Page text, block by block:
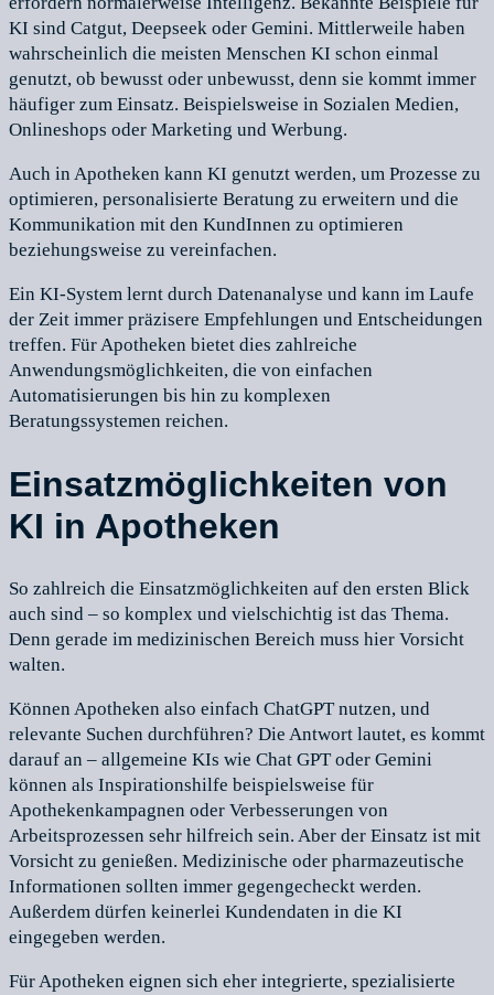
KI sind Catgut, Deepseek oder Gemini. Mittlerweile haben
wahrscheinlich die meisten Menschen KI schon einmal
genutzt, ob bewusst oder unbewusst, denn sie kommt immer
häufiger zum Einsatz. Beispielsweise in Sozialen Medien,
Onlineshops oder Marketing und Werbung.
Auch in Apotheken kann KI genutzt werden, um Prozesse zu
optimieren, personalisierte Beratung zu erweitern und die
Kommunikation mit den KundInnen zu optimieren
beziehungsweise zu vereinfachen.
Ein KI-System lernt durch Datenanalyse und kann im Laufe
der Zeit immer präzisere Empfehlungen und Entscheidungen
treffen. Für Apotheken bietet dies zahlreiche
Anwendungsmöglichkeiten, die von einfachen
Automatisierungen bis hin zu komplexen
Beratungssystemen reichen.
Einsatzmöglichkeiten von
KI in Apotheken
So zahlreich die Einsatzmöglichkeiten auf den ersten Blick
auch sind – so komplex und vielschichtig ist das Thema.
Denn gerade im medizinischen Bereich muss hier Vorsicht
walten.
Können Apotheken also einfach ChatGPT nutzen, und
relevante Suchen durchführen? Die Antwort lautet, es kommt
darauf an – allgemeine KIs wie Chat GPT oder Gemini
können als Inspirationshilfe beispielsweise für
Apothekenkampagnen oder Verbesserungen von
Arbeitsprozessen sehr hilfreich sein. Aber der Einsatz ist mit
Vorsicht zu genießen. Medizinische oder pharmazeutische
Informationen sollten immer gegengecheckt werden.
Außerdem dürfen keinerlei Kundendaten in die KI
eingegeben werden.
Für Apotheken eignen sich eher integrierte, spezialisierte